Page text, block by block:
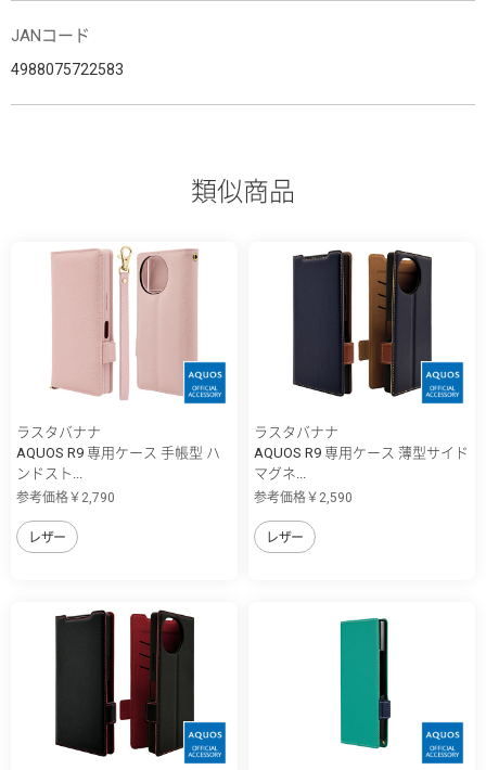
JANコード
4988075722583
類似商品
ラスタバナナ
AQUOS R9 専用ケース 手帳型 ハ
ンドスト...
参考価格￥2,790
レザー
ラスタバナナ
AQUOS R9 専用ケース 薄型サイド
マグネ...
参考価格￥2,590
レザー